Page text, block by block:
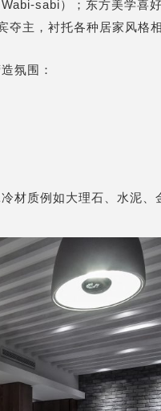
sabi）；东方美学喜
主，衬托各种居家风格
氛围：
材质例如大理石、水泥、